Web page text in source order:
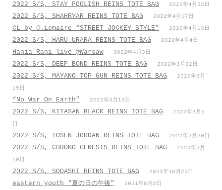
2022 S/S, STAY FOOLISH REINS TOTE BAG 2022年4月23日
2022 S/S, SHAHRYAR REINS TOTE BAG 2022年4月17日
CL by C.Lemaire “STREET JOCKEY STYLE” 2022年4月13日
2022 S/S, HARU URARA REINS TOTE BAG 2022年4月4日
Hania Rani live @Warsaw 2022年4月3日
2022 S/S, DEEP BOND REINS TOTE BAG 2022年3月22日
2022 S/S, MAYANO TOP GUN REINS TOTE BAG
2022年3月
19日
“No War On Earth” 2022年3月15日
2022 S/S, KITASAN BLACK REINS TOTE BAG
2022年3月5
日
2022 S/S, TOSEN JORDAN REINS TOTE BAG 2022年2月20日
2022 S/S, CHRONO GENESIS REINS TOTE BAG
2022年2月
10日
2022 S/S, SODASHI REINS TOTE BAG 2021年10月22日
eastern youth “夏の日の午後” 2021年8月3日